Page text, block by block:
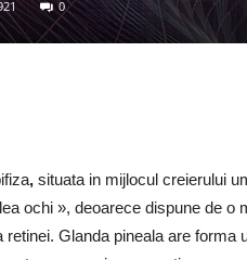
0
, situata in mijlocul creierului
ochi », deoarece dispune de o
Glanda pineala are forma